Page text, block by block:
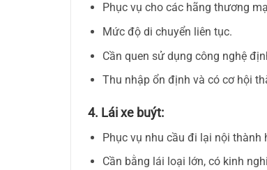
Phục vụ cho các hãng thương
Mức độ di chuyển liên tục.
Cần quen sử dụng công nghệ
Thu nhập ổn định và có cơ hội
4. Lái xe buýt:
Phục vụ nhu cầu đi lại nội thành
Cần bằng lái loại lớn, có kinh